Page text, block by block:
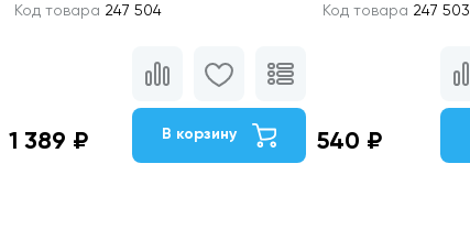
Код товара 247 504
1 389 ₽ В корзину
Код товара 247 503
540 ₽